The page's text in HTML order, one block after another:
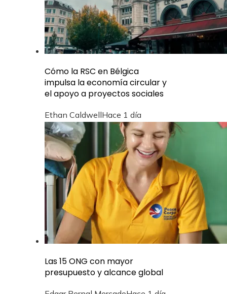
Cómo la RSC en Bélgica
impulsa la economía circular y
el apoyo a proyectos sociales
Ethan CaldwellHace 1 día
Las 15 ONG con mayor
presupuesto y alcance global